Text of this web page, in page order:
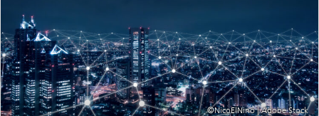
©NicoElNino | Adobe Stock